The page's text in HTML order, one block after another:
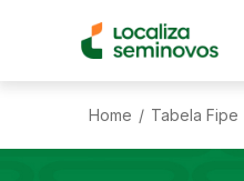
Home / Tabela Fipe